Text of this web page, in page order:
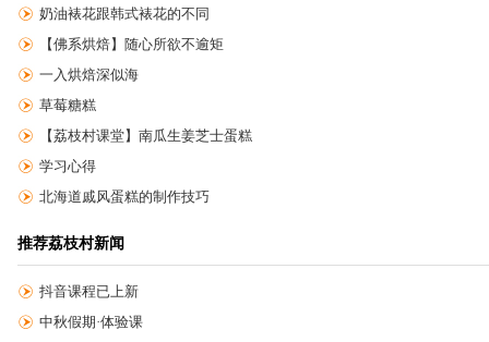
奶油裱花跟韩式裱花的不同
【佛系烘焙】随心所欲不逾矩
一入烘焙深似海
草莓糖糕
【荔枝村课堂】南瓜生姜芝士蛋糕
学习心得
北海道戚风蛋糕的制作技巧
推荐荔枝村新闻
抖音课程已上新
中秋假期·体验课